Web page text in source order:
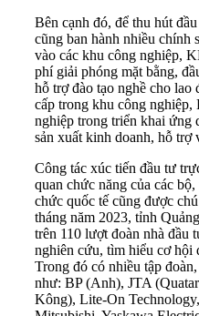
Bên cạnh đó, để thu hút
cũng ban hành nhiều chính
vào các khu công nghiệp,
phí giải phóng mặt bằng,
hỗ trợ đào tạo nghề cho lao
cấp trong khu công
nghiệp trong triển khai ứng
sản xuất kinh doanh, hỗ
Công tác xúc tiến đầu tư
quan chức năng của các
chức quốc tế cũng được
tháng năm 2023, tỉnh
trên 110 lượt đoàn nhà đầu
nghiên cứu, tìm hiểu cơ hội
Trong đó có nhiều tập
như: BP (Anh), JTA
Kông), Lite-On